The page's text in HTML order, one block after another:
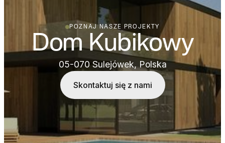
POZNAJ NASZE PROJEKTY
Dom Kubikowy
05-070 Sulejówek, Polska
Skontaktuj się z nami